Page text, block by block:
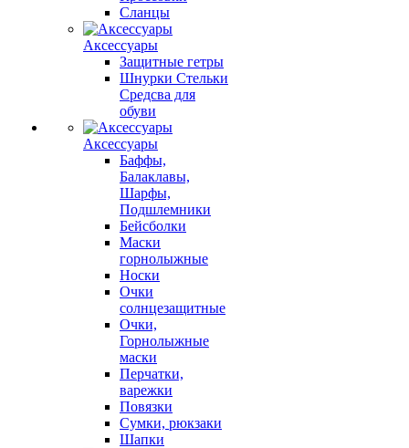
Сланцы
Аксессуары
Защитные гетры
Шнурки Стельки
Средсва для
обуви
Аксессуары
Баффы,
Балаклавы,
Шарфы,
Подшлемники
Бейсболки
Маски
горнолыжные
Носки
Очки
солнцезащитные
Очки,
Горнолыжные
маски
Перчатки,
варежки
Повязки
Сумки, рюкзаки
Шапки